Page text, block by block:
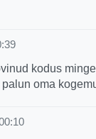
kodus
oma